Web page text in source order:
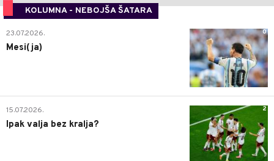
KOLUMNA - NEBOJŠA ŠATARA
0
23.07.2026.
Mesi(ja)
2
15.07.2026.
Ipak valja bez kralja?